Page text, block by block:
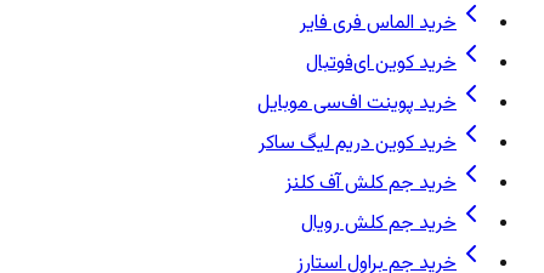
خرید الماس فری فایر
خرید کوین ای‌فوتبال
خرید پوینت اف‌سی موبایل
خرید کوین دریم لیگ ساکر
خرید جم کلش آف کلنز
خرید جم کلش رویال
خرید جم براول استارز